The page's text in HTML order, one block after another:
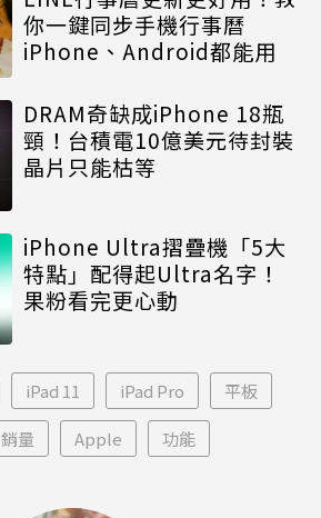
你一鍵同步手機行事曆
iPhone、Android都能用
DRAM奇缺成iPhone 18瓶
頸！台積電10億美元待封裝
晶片只能枯等
iPhone Ultra摺疊機「5大
特點」配得起Ultra名字！
果粉看完更心動
iPad 11 iPad Pro 平板
銷量 Apple 功能